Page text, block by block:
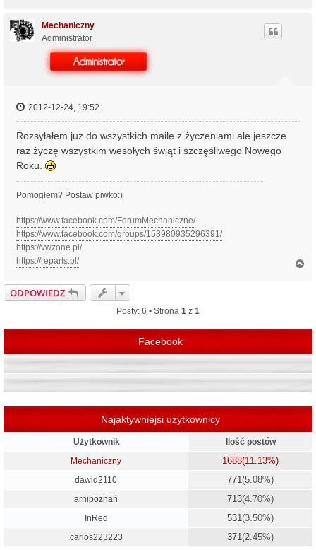
Mechaniczny
Administrator
2012-12-24, 19:52
Rozsyłałem juz do wszystkich maile z życzeniami ale jeszcze
raz życzę wszystkim wesołych świąt i szczęśliwego Nowego
Roku.
Pomogłem? Postaw piwko:)
https://www.facebook.com/ForumMechaniczne/
https://www.facebook.com/groups/153980935296391/
https://vwzone.pl/
https://reparts.pl/
ODPOWIEDZ
Posty: 6 • Strona 1 z 1
Facebook
Najaktywniejsi użytkownicy
Użytkownik
Ilość postów
Mechaniczny
1688(11.13%)
dawid2110 771(5.08%)
arnipoznań 713(4.70%)
InRed 531(3.50%)
carlos223223 371(2.45%)